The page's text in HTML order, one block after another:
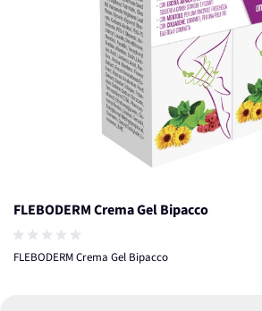
FLEBODERM Crema Gel Bipacco
FLEBODERM Crema Gel Bipacco